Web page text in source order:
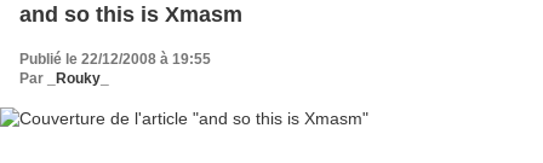
and so this is Xmasm
Publié le 22/12/2008 à 19:55
Par
_Rouky_